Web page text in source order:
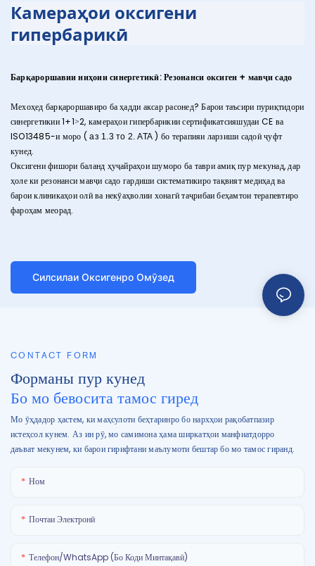
Камераҳои оксигени
гипербарикӣ
Барқароршавии ниҳоии синергетикӣ: Резонанси оксиген + мавҷи садо
Мехоҳед барқароршавиро ба ҳадди аксар расонед? Барои таъсири пуриқтидори
синергетикии 1+1>2, камераҳои гипербарикии сертификатсияшудаи CE ва
ISO13485-и моро (аз 1.3 то 2. ATA ) бо терапияи ларзиши садоӣ ҷуфт
кунед.
Оксигени фишори баланд ҳуҷайраҳои шуморо ба таври амиқ пур мекунад, дар
ҳоле ки резонанси мавҷи садо гардиши систематикиро тақвият медиҳад ва
барои клиникаҳои олӣ ва некӯаҳволии хонагӣ таҷрибаи беҳамтои терапевтиро
фароҳам меорад.
Силсилаи Оксигенро Омӯзед
CONTACT FORM
Форманы пур кунед
Бо мо бевосита тамос гиред
Мо ӯҳдадор ҳастем, ки маҳсулоти беҳтаринро бо нархҳои рақобатпазир
истеҳсол кунем. Аз ин рӯ, мо самимона ҳама ширкатҳои манфиатдорро
даъват мекунем, ки барои гирифтани маълумоти бештар бо мо тамос гиранд.
Ном
Почтаи Электронӣ
Телефон/WhatsApp (Бо Коди Минтақавӣ)